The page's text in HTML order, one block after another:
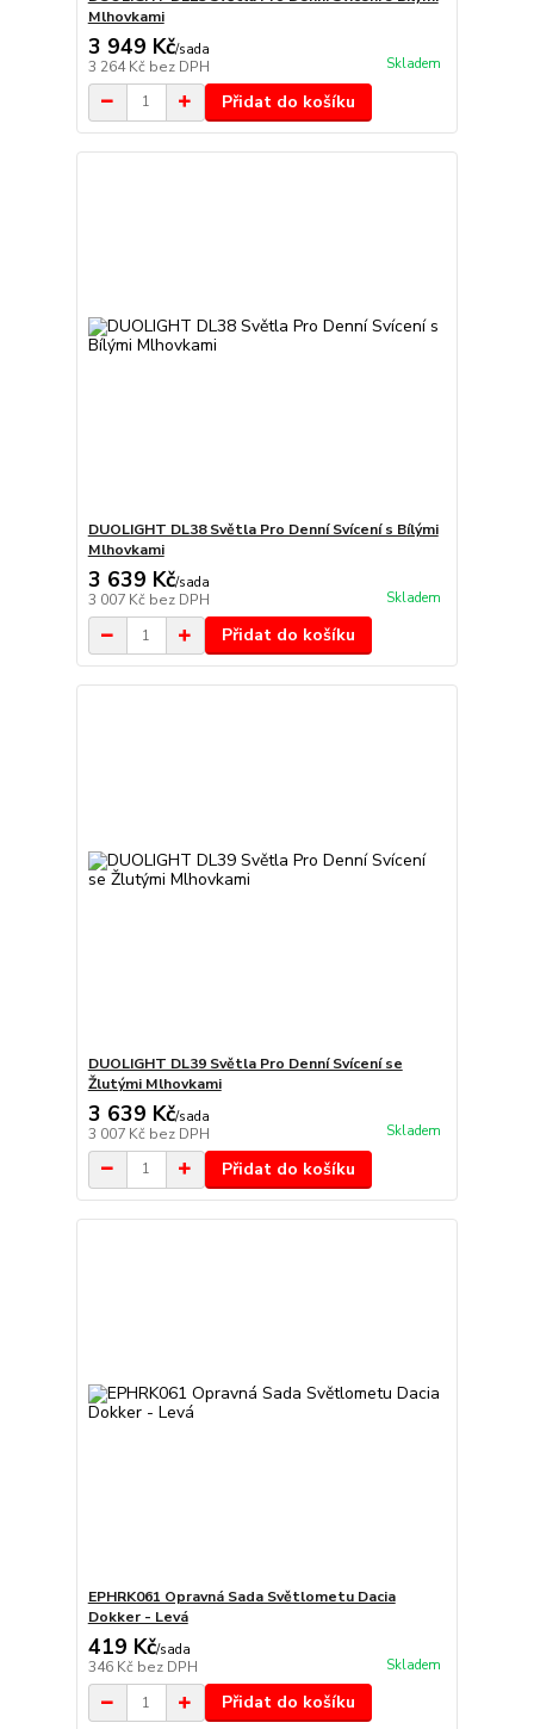
Mlhovkami
3 949 Kč/sada
3 264 Kč bez DPH Skladem
Přidat do košíku
DUOLIGHT DL38 Světla Pro Denní Svícení s Bílými
Mlhovkami
3 639 Kč/sada
3 007 Kč bez DPH Skladem
Přidat do košíku
DUOLIGHT DL39 Světla Pro Denní Svícení se
Žlutými Mlhovkami
3 639 Kč/sada
3 007 Kč bez DPH Skladem
Přidat do košíku
EPHRK061 Opravná Sada Světlometu Dacia
Dokker - Levá
419 Kč/sada
346 Kč bez DPH Skladem
Přidat do košíku